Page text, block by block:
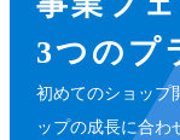
3つのプ
初めてのショップ
ップの成長に合わ